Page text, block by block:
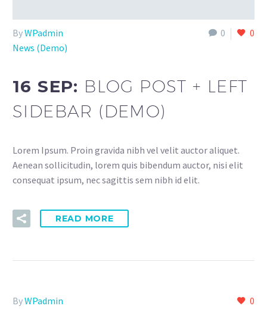
0 0
ByWPadmin
News (Demo)
16 SEP: BLOG POST + LEFT
SIDEBAR (DEMO)
Lorem Ipsum. Proin gravida nibh vel velit auctor aliquet.
Aenean sollicitudin, lorem quis bibendum auctor, nisi elit
consequat ipsum, nec sagittis sem nibh id elit.
READ MORE
0
ByWPadmin